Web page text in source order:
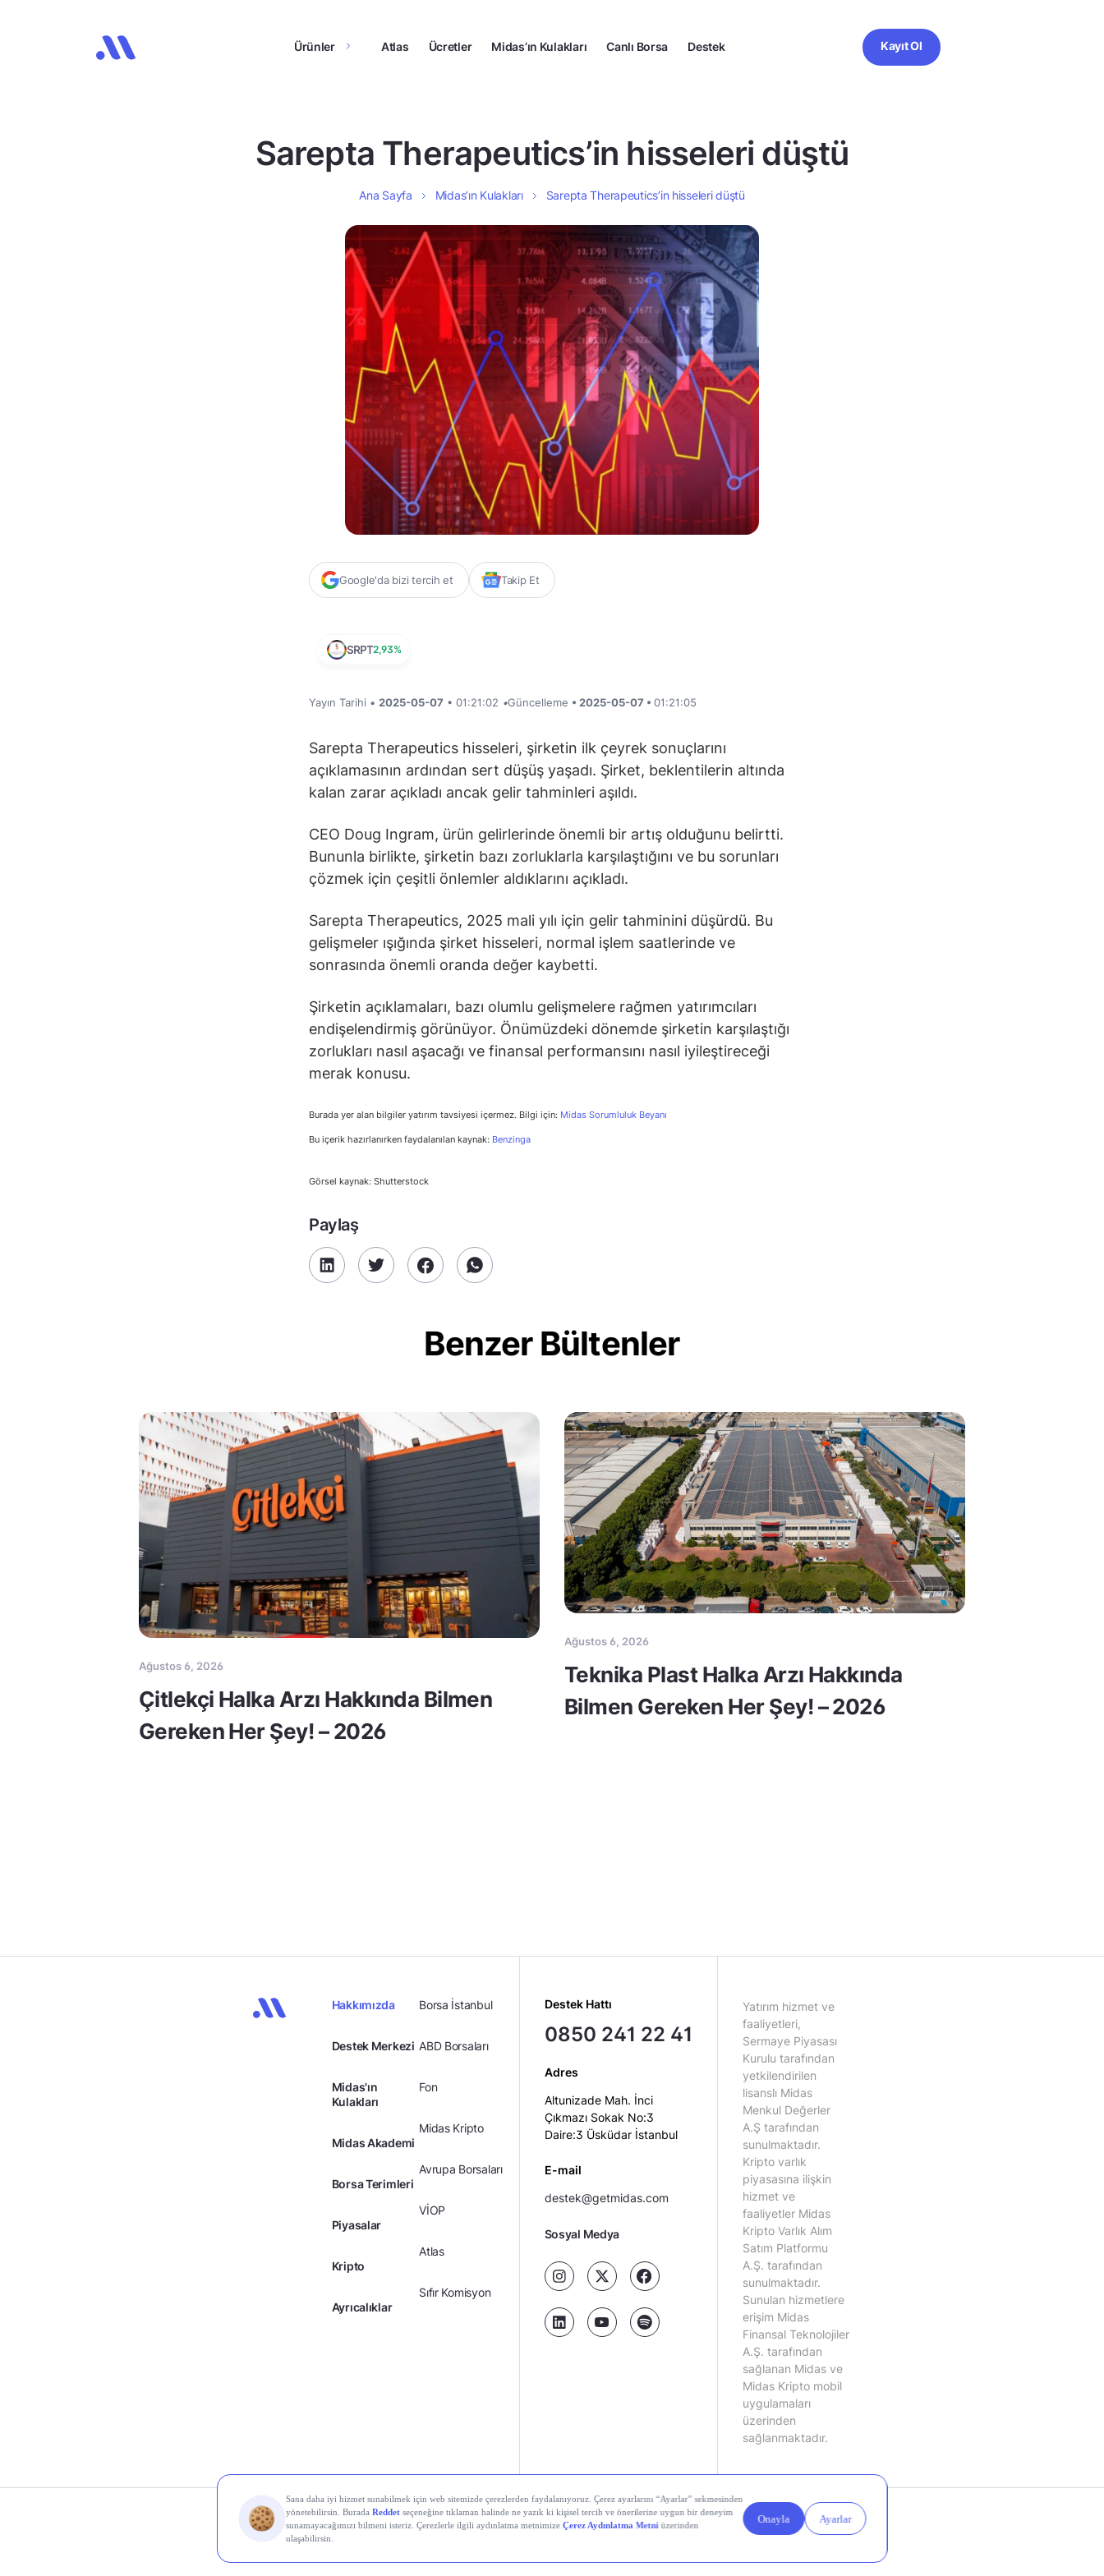
Ürünler Atlas Ücretler Midas’ın Kulakları Canlı Borsa Destek Kayıt Ol
Sarepta Therapeutics’in hisseleri düştü
Ana Sayfa Midas’ın Kulakları Sarepta Therapeutics’in hisseleri düştü
Google'da bizi tercih et Takip Et
SRPT2,93%
Yayın Tarihi • 2025-05-07 • 01:21:02 •Güncelleme • 2025-05-07 • 01:21:05
Sarepta Therapeutics hisseleri, şirketin ilk çeyrek sonuçlarını
açıklamasının ardından sert düşüş yaşadı. Şirket, beklentilerin altında
kalan zarar açıkladı ancak gelir tahminleri aşıldı.
CEO Doug Ingram, ürün gelirlerinde önemli bir artış olduğunu belirtti.
Bununla birlikte, şirketin bazı zorluklarla karşılaştığını ve bu sorunları
çözmek için çeşitli önlemler aldıklarını açıkladı.
Sarepta Therapeutics, 2025 mali yılı için gelir tahminini düşürdü. Bu
gelişmeler ışığında şirket hisseleri, normal işlem saatlerinde ve
sonrasında önemli oranda değer kaybetti.
Şirketin açıklamaları, bazı olumlu gelişmelere rağmen yatırımcıları
endişelendirmiş görünüyor. Önümüzdeki dönemde şirketin karşılaştığı
zorlukları nasıl aşacağı ve finansal performansını nasıl iyileştireceği
merak konusu.
Burada yer alan bilgiler yatırım tavsiyesi içermez. Bilgi için: Midas Sorumluluk Beyanı
Bu içerik hazırlanırken faydalanılan kaynak: Benzinga
Görsel kaynak: Shutterstock
Paylaş
Benzer Bültenler
Ağustos 6, 2026
Çitlekçi Halka Arzı Hakkında Bilmen
Gereken Her Şey! – 2026
Ağustos 6, 2026
Teknika Plast Halka Arzı Hakkında
Bilmen Gereken Her Şey! – 2026
Hakkımızda
Destek Merkezi
Midas'ın
Kulakları
Midas Akademi
Borsa Terimleri
Piyasalar
Kripto
Ayrıcalıklar
Borsa İstanbul
ABD Borsaları
Fon
Midas Kripto
Avrupa Borsaları
VİOP
Atlas
Sıfır Komisyon
Destek Hattı
0850 241 22 41
Adres
Altunizade Mah. İnci
Çıkmazı Sokak No:3
Daire:3 Üsküdar İstanbul
E-mail
destek@getmidas.com
Sosyal Medya
Yatırım hizmet ve
faaliyetleri,
Sermaye Piyasası
Kurulu tarafından
yetkilendirilen
lisanslı Midas
Menkul Değerler
A.Ş tarafından
sunulmaktadır.
Kripto varlık
piyasasına ilişkin
hizmet ve
faaliyetler Midas
Kripto Varlık Alım
Satım Platformu
A.Ş. tarafından
sunulmaktadır.
Sunulan hizmetlere
erişim Midas
Finansal Teknolojiler
A.Ş. tarafından
sağlanan Midas ve
Midas Kripto mobil
uygulamaları
üzerinden
sağlanmaktadır.
© 2026 Midas Finansal Teknolojiler A.Ş. Tüm hakları saklıdır.
Kişisel
Yasal
Çerez